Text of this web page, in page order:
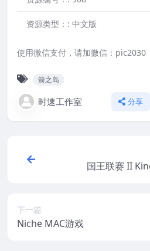
资源类型：: 中文版
使用微信支付，请加微信：pic2030
箭之岛
时速工作室 分享
国
下一篇
Niche MAC游戏